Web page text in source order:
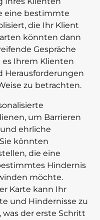
eine bestimmte
die Ihr Klient
könnten dann
Gespräche
Ihrem Klienten
Herausforderungen
zu betrachten.
um Barrieren
ehrliche
könnten
die eine
Hindernis
möchte.
Karte kann Ihr
und Hindernisse zu
der erste Schritt